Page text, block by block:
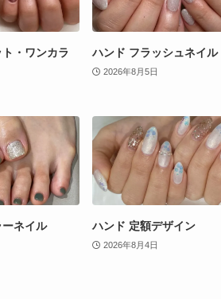
・ワンカラ
ハンド フラッシュネイル
2026年8月5日
ネイル ハンド 定額デザイン
2026年8月4日